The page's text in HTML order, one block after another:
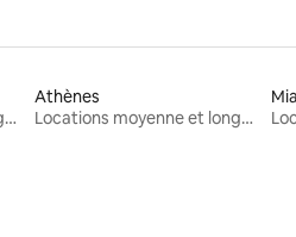
Locations moyenne et longue durée
Athènes
Locations moyenne et longue durée